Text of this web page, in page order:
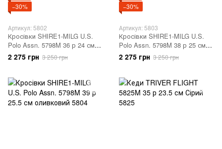
−30%
Артикул: 5802
Кросівки SHIRE1-MILG U.S.
Polo Assn. 5798M 36 р 24 см
оливковий 5802
2 275 грн 3 250 грн
−30%
Артикул: 5803
Кросівки SHIRE1-MILG U.S.
Polo Assn. 5798M 38 р 25 см
оливковий 5803
2 275 грн 3 250 грн